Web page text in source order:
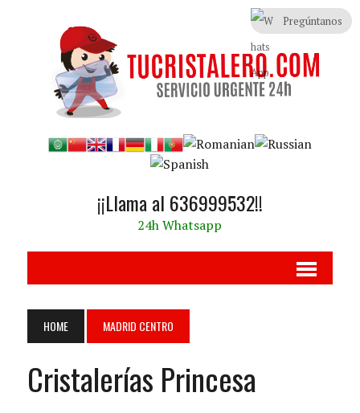
¡¡Llama al 636999532!!
24h Whatsapp
HOME MADRID CENTRO
Cristalerías Princesa
Pregúntanos